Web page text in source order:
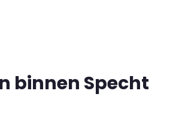
binnen Specht